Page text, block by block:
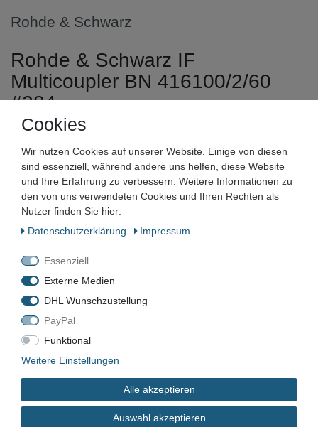
Rohde & Schwarz
Rohde & Schwarz IF
Multicoupler BN 416100/2/60
#284
Zustand:
Barcode:
Gebraucht
91,65 EUR*
Inhalt1Stück
Cookies
Wir nutzen Cookies auf unserer Website. Einige von diesen
sind essenziell, während andere uns helfen, diese Website
und Ihre Erfahrung zu verbessern. Weitere Informationen zu
den von uns verwendeten Cookies und Ihren Rechten als
Nutzer finden Sie hier:
Daten­schutz­erklärung
Impressum
Essenziell
Externe Medien
DHL Wunschzustellung
PayPal
Funktional
Weitere Einstellungen
Alle akzeptieren
Auswahl akzeptieren